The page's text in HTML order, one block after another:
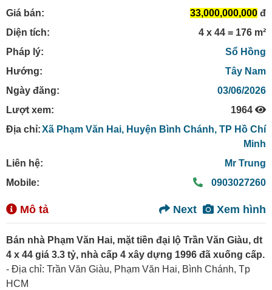
Giá bán:
33,000,000,000 đ
Diện tích:
4 x 44 = 176 m²
Pháp lý:
Sổ Hồng
Hướng:
Tây Nam
Ngày đăng:
03/06/2026
Lượt xem:
1964
Địa chỉ:Xã Phạm Văn Hai, Huyện Bình Chánh, TP Hồ Chí
Minh
Liên hệ:
Mr Trung
Mobile:
0903027260
Mô tả Xem hình
Next
Bán nhà Phạm Văn Hai, mặt tiền đại lộ Trần Văn Giàu, dt
4 x 44 giá 3.3 tỷ, nhà cấp 4 xây dựng 1996 đã xuống cấp.
- Địa chỉ: Trần Văn Giàu, Phạm Văn Hai, Bình Chánh, Tp
HCM